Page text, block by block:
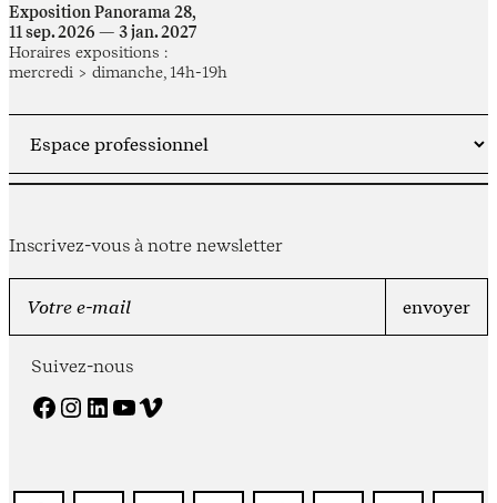
Exposition Panorama 28,
11 sep. 2026 — 3 jan. 2027
Horaires expositions :
mercredi > dimanche, 14h-19h
Inscrivez-vous à notre newsletter
Suivez-nous
Facebook Instagram LinkedIn YouTube Vimeo